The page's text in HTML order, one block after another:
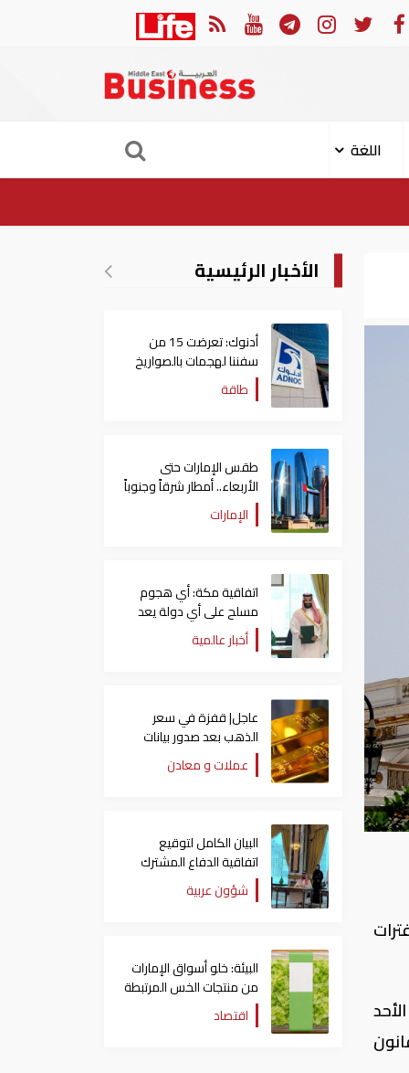
العربي والجامعة العربية يدينون الهجوم الحوثي على نجران بالسعودية
اللغة
الأخبار الرئيسية
أدنوك: تعرضت 15 من
سفننا لهجمات بالصواريخ
والطائرات المسيّرة منذ
بداية النزاع
طاقة
طقس الإمارات حتى
الأربعاء.. أمطار شرقاً وجنوباً
وانخفاض تدريجي للحرارة
الإمارات
اتفاقية مكة: أي هجوم
مسلح على أي دولة يعد
هجوما على الدول الثلاث
جميعا
أخبار عالمية
عاجل| قفزة في سعر
الذهب بعد صدور بيانات
الوظائف الأمريكية
عملات و معادن
البيان الكامل لتوقيع
اتفاقية الدفاع المشترك
بين السعودية وتركيا
وباكستان
شؤون عربية
البيئة: خلو أسواق الإمارات
من منتجات الخس المرتبطة
بتفشي داء السيكلوسبورا
اقتصاد